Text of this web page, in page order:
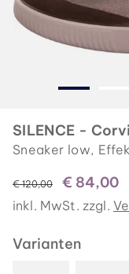
SILENCE -
Sneaker low,
statt
€ 120,00 € 84,00
inkl. MwSt. zzgl.
Varianten